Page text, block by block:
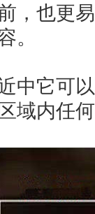
，也更
。
中它可
域内任